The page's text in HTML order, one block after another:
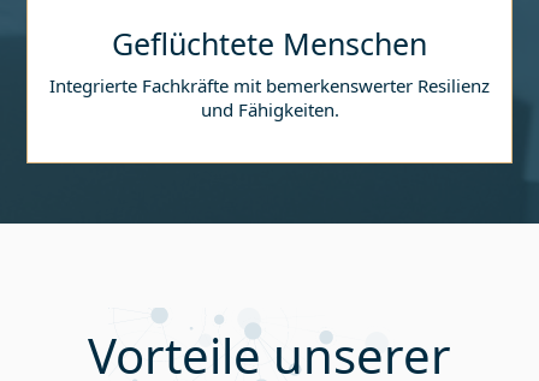
Geflüchtete Menschen
Integrierte Fachkräfte mit bemerkenswerter Resilienz
und Fähigkeiten.
Vorteile unserer